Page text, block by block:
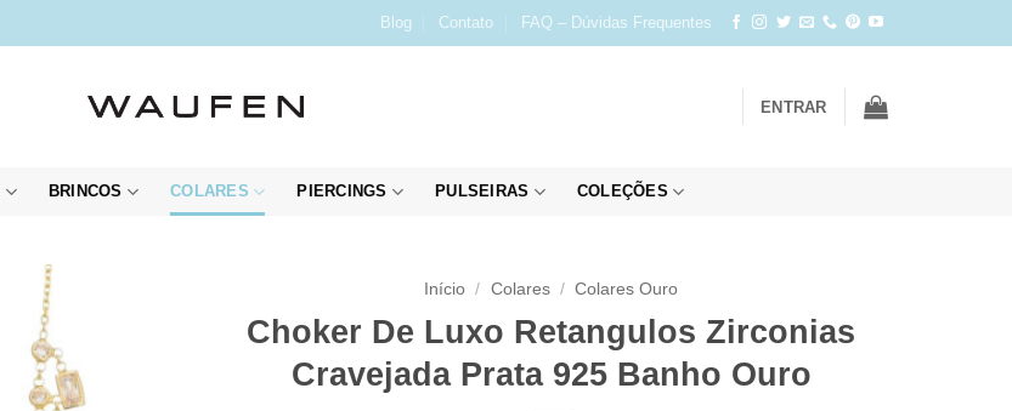
Blog Contato FAQ – Dúvidas Frequentes
ENTRAR
BRINCOS COLARES PIERCINGS PULSEIRAS COLEÇÕES
Início / Colares / Colares Ouro
Choker De Luxo Retangulos Zirconias
Cravejada Prata 925 Banho Ouro